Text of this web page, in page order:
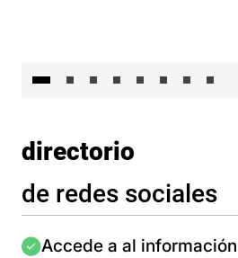
directorio
de redes sociales
Imagen
Accede a al